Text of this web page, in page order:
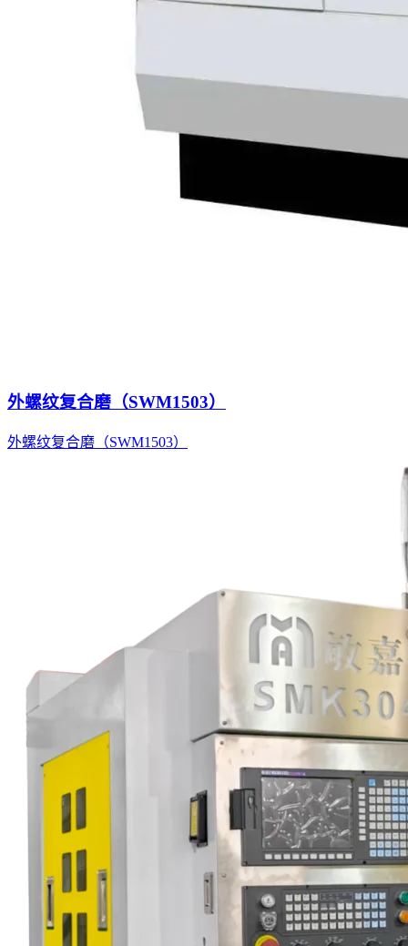
外螺纹复合磨（SWM1503）
外螺纹复合磨（SWM1503）